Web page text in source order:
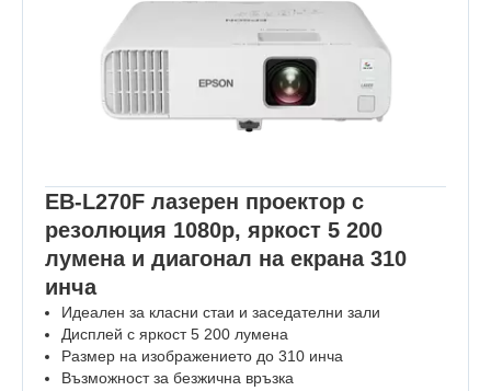
EB-L270F лазерен проектор с
резолюция 1080p, яркост 5 200
лумена и диагонал на екрана 310
инча
Идеален за класни стаи и заседателни зали
Дисплей с яркост 5 200 лумена
Размер на изображението до 310 инча
Възможност за безжична връзка